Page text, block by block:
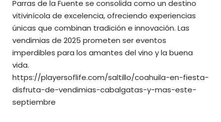
Parras de la Fuente se consolida como un destino
vitivinícola de excelencia, ofreciendo experiencias
únicas que combinan tradición e innovación. Las
vendimias de 2025 prometen ser eventos
imperdibles para los amantes del vino y la buena
vida.​
https://playersoflife.com/saltillo/coahuila-en-fiesta-
disfruta-de-vendimias-cabalgatas-y-mas-este-
septiembre